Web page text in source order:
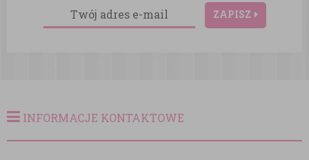
ZAPISZ
INFORMACJE KONTAKTOWE